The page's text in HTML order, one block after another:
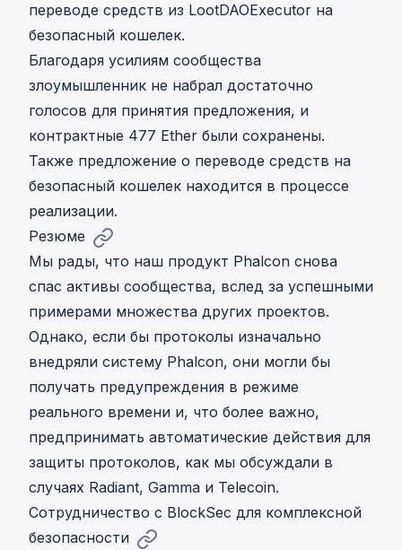
переводе средств из LootDAOExecutor на
безопасный кошелек.
Благодаря усилиям сообщества
злоумышленник не набрал достаточно
голосов для принятия предложения, и
контрактные 477 Ether были сохранены.
Также предложение о переводе средств на
безопасный кошелек находится в процессе
реализации.
Резюме
Мы рады, что наш продукт Phalcon снова
спас активы сообщества, вслед за успешными
примерами множества других проектов.
Однако, если бы протоколы изначально
внедряли систему Phalcon, они могли бы
получать предупреждения в режиме
реального времени и, что более важно,
предпринимать автоматические действия для
защиты протоколов, как мы обсуждали в
случаях Radiant, Gamma и Telecoin.
Сотрудничество с BlockSec для комплексной
безопасности